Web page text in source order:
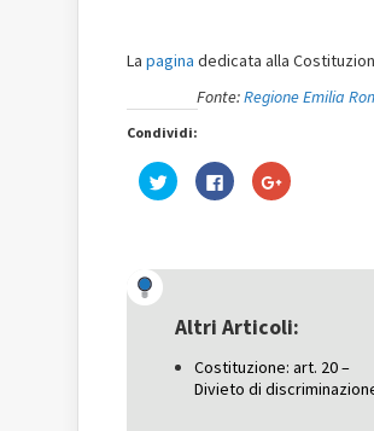
La pagina dedicata alla
Fonte:Regione Emilia
Condividi:
Fai
clic
una
nuova
Fai
clic
nuova
finestra)
Fai
clic
una
nuova
Altri Articoli:
Costituzione: art. 20 –
Divieto di